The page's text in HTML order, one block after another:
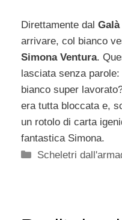
Direttamente dal Galà
arrivare, col bianco
Simona Ventura.
lasciata senza
bianco super
era tutta bloccata e,
un rotolo di carta
fantastica Simona.
Categorie
Scheletri